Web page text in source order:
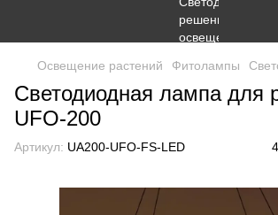
Освещение растений Фитолампы
Светодиодная лампа для
UFO-200
Артикул: UA200-UFO-FS-LED